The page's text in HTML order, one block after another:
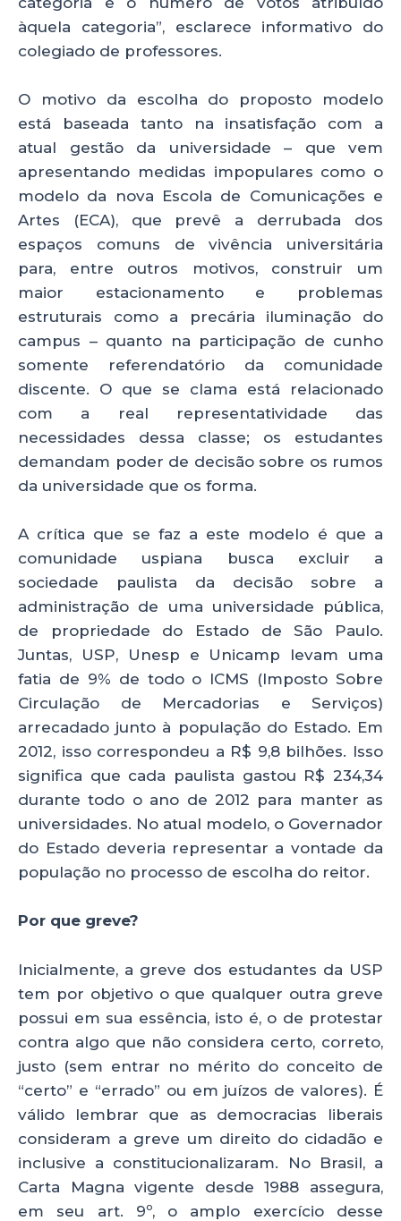
àquela categoria”, esclarece informativo do
colegiado de professores.
O motivo da escolha do proposto modelo
está baseada tanto na insatisfação com a
atual gestão da universidade – que vem
apresentando medidas impopulares como o
modelo da nova Escola de Comunicações e
Artes (ECA), que prevê a derrubada dos
espaços comuns de vivência universitária
para, entre outros motivos, construir um
maior estacionamento e problemas
estruturais como a precária iluminação do
campus – quanto na participação de cunho
somente referendatório da comunidade
discente. O que se clama está relacionado
com a real representatividade das
necessidades dessa classe; os estudantes
demandam poder de decisão sobre os rumos
da universidade que os forma.
A crítica que se faz a este modelo é que a
comunidade uspiana busca excluir a
sociedade paulista da decisão sobre a
administração de uma universidade pública,
de propriedade do Estado de São Paulo.
Juntas, USP, Unesp e Unicamp levam uma
fatia de 9% de todo o ICMS (Imposto Sobre
Circulação de Mercadorias e Serviços)
arrecadado junto à população do Estado. Em
2012, isso correspondeu a R$ 9,8 bilhões. Isso
significa que cada paulista gastou R$ 234,34
durante todo o ano de 2012 para manter as
universidades. No atual modelo, o Governador
do Estado deveria representar a vontade da
população no processo de escolha do reitor.
Por que greve?
Inicialmente, a greve dos estudantes da USP
tem por objetivo o que qualquer outra greve
possui em sua essência, isto é, o de protestar
contra algo que não considera certo, correto,
justo (sem entrar no mérito do conceito de
“certo” e “errado” ou em juízos de valores). É
válido lembrar que as democracias liberais
consideram a greve um direito do cidadão e
inclusive a constitucionalizaram. No Brasil, a
Carta Magna vigente desde 1988 assegura,
em seu art. 9º, o amplo exercício desse